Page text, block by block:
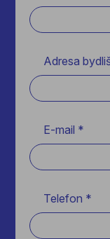
Adresa
E-mail *
Telefon *